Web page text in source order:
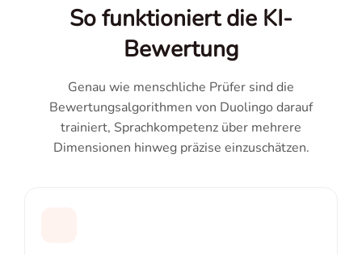
So funktioniert die KI-
Bewertung
Genau wie menschliche Prüfer sind die
Bewertungsalgorithmen von Duolingo darauf
trainiert, Sprachkompetenz über mehrere
Dimensionen hinweg präzise einzuschätzen.